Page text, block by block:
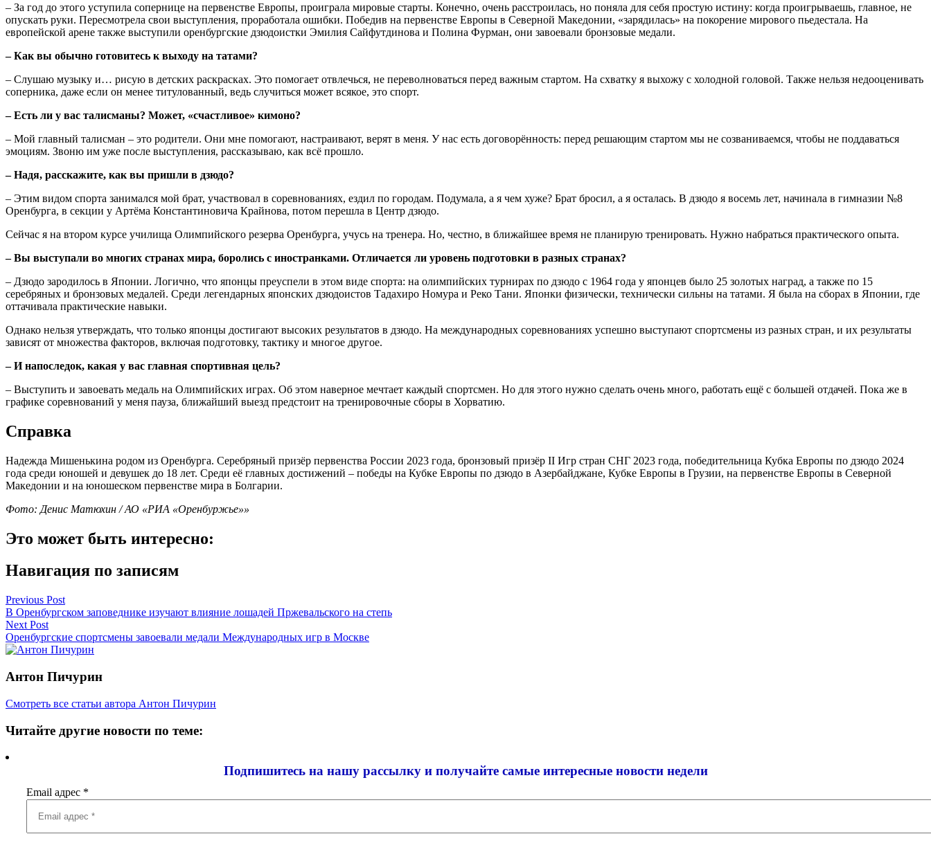
– За год до этого уступила сопернице на первенстве Европы, проиграла мировые старты. Конечно, очень расстроилась, но поняла для себя простую истину: когда проигрываешь, главное, не
опускать руки. Пересмотрела свои выступления, проработала ошибки. Победив на первенстве Европы в Северной Македонии, «зарядилась» на покорение мирового пьедестала. На
европейской арене также выступили оренбургские дзюдоистки Эмилия Сайфутдинова и Полина Фурман, они завоевали бронзовые медали.
– Как вы обычно готовитесь к выходу на татами?
– Слушаю музыку и… рисую в детских раскрасках. Это помогает отвлечься, не переволноваться перед важным стартом. На схватку я выхожу с холодной головой. Также нельзя недооценивать
соперника, даже если он менее титулованный, ведь случиться может всякое, это спорт.
– Есть ли у вас талисманы? Может, «счастливое» кимоно?
– Мой главный талисман – это родители. Они мне помогают, настраивают, верят в меня. У нас есть договорённость: перед решающим стартом мы не созваниваемся, чтобы не поддаваться
эмоциям. Звоню им уже после выступления, рассказываю, как всё прошло.
– Надя, расскажите, как вы пришли в дзюдо?
– Этим видом спорта занимался мой брат, участвовал в соревнованиях, ездил по городам. Подумала, а я чем хуже? Брат бросил, а я осталась. В дзюдо я восемь лет, начинала в гимназии №8
Оренбурга, в секции у Артёма Константиновича Крайнова, потом перешла в Центр дзюдо.
Сейчас я на втором курсе училища Олимпийского резерва Оренбурга, учусь на тренера. Но, честно, в ближайшее время не планирую тренировать. Нужно набраться практического опыта.
– Вы выступали во многих странах мира, боролись с иностранками. Отличается ли уровень подготовки в разных странах?
– Дзюдо зародилось в Японии. Логично, что японцы преуспели в этом виде спорта: на олимпийских турнирах по дзюдо с 1964 года у японцев было 25 золотых наград, а также по 15
серебряных и бронзовых медалей. Среди легендарных японских дзюдоистов Тадахиро Номура и Реко Тани. Японки физически, технически сильны на татами. Я была на сборах в Японии, где
оттачивала практические навыки.
Однако нельзя утверждать, что только японцы достигают высоких результатов в дзюдо. На международных соревнованиях успешно выступают спортсмены из разных стран, и их результаты
зависят от множества факторов, включая подготовку, тактику и многое другое.
– И напоследок, какая у вас главная спортивная цель?
– Выступить и завоевать медаль на Олимпийских играх. Об этом наверное мечтает каждый спортсмен. Но для этого нужно сделать очень много, работать ещё с большей отдачей. Пока же в
графике соревнований у меня пауза, ближайший выезд предстоит на тренировочные сборы в Хорватию.
Справка
Надежда Мишенькина родом из Оренбурга. Серебряный призёр первенства России 2023 года, бронзовый призёр II Игр стран СНГ 2023 года, победительница Кубка Европы по дзюдо 2024
года среди юношей и девушек до 18 лет. Среди её главных достижений – победы на Кубке Европы по дзюдо в Азербайджане, Кубке Европы в Грузии, на первенстве Европы в Северной
Македонии и на юношеском первенстве мира в Болгарии.
Фото: Денис Матюхин / АО «РИА «Оренбуржье»»
Это может быть интересно:
Навигация по записям
Previous Post
В Оренбургском заповеднике изучают влияние лошадей Пржевальского на степь
Next Post
Оренбургские спортсмены завоевали медали Международных игр в Москве
Антон Пичурин
Смотреть все статьи автора Антон Пичурин
Читайте другие новости по теме:
Подпишитесь на нашу рассылку и получайте самые интересные новости недели
Email адрес *